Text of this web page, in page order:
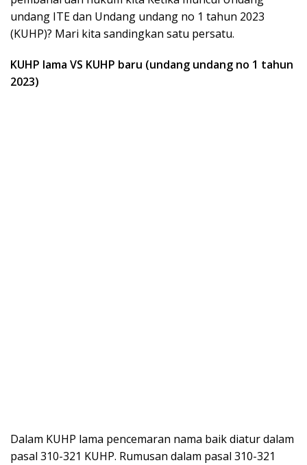
undang ITE dan Undang undang no 1 tahun 2023
(KUHP)? Mari kita sandingkan satu persatu.
KUHP lama VS KUHP baru (undang undang no 1 tahun
2023)
Dalam KUHP lama pencemaran nama baik diatur dalam
pasal 310-321 KUHP. Rumusan dalam pasal 310-321